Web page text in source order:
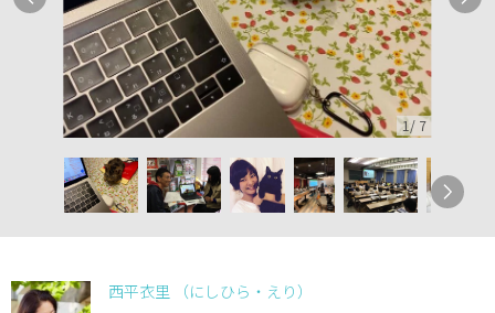
1/ 7
西平衣里 （にしひら・えり）